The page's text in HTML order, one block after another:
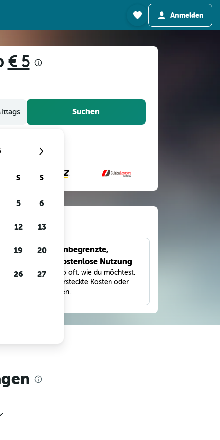
Anmelden
€ 5
Suchen
Unbegrenzte,
kostenlose Nutzung
Suche so oft, wie du möchtest,
ohne versteckte Kosten oder
Gebühren.
S S
5 6
12 13
19 20
26 27